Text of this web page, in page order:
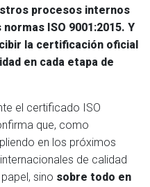
procesos internos
ISO 9001:2015. Y
la certificación oficial
en cada etapa de
el certificado ISO
que, como
en los próximos
de calidad
sino sobre todo en